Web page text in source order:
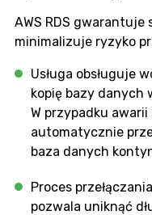
AWS RDS gwarantuje
minimalizuje ryzyko
Usługa obsługuje
kopię bazy danych
W przypadku
automatycznie
baza danych
Proces
pozwala uniknąć